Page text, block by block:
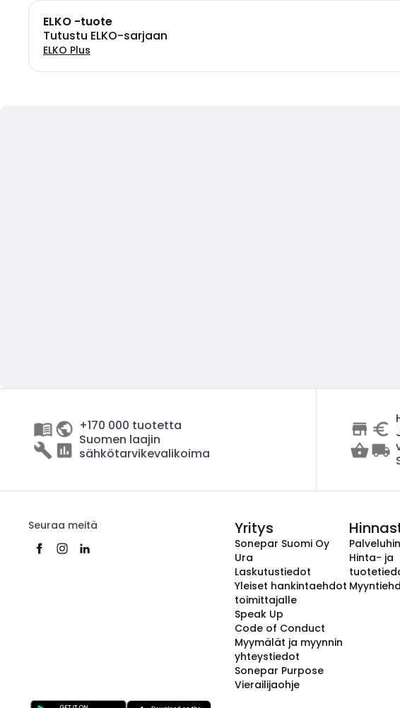
ELKO -tuote
Tutustu ELKO-sarjaan
ELKO Plus
+170 000 tuotetta
Suomen laajin
sähkötarvikevalikoima
Seuraa meitä Yritys
Sonepar Suomi Oy
Ura
Laskutustiedot
Yleiset hankintaehdot
toimittajalle
Speak Up
Code of Conduct
Myymälät ja myynnin
yhteystiedot
Sonepar Purpose
Vierailijaohje
Hinta- ja